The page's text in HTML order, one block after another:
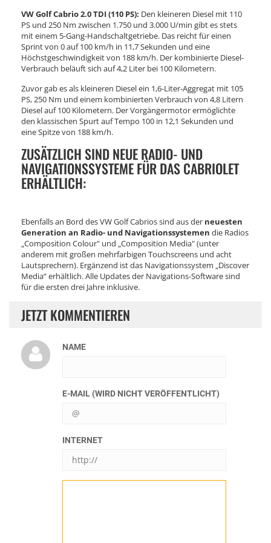
VW Golf Cabrio 2.0 TDI (110 PS): Den kleineren Diesel mit 110
PS und 250 Nm zwischen 1.750 und 3.000 U/min gibt es stets
mit einem 5-Gang-Handschaltgetriebe. Das reicht für einen
Sprint von 0 auf 100 km/h in 11,7 Sekunden und eine
Höchstgeschwindigkeit von 188 km/h. Der kombinierte Diesel-
Verbrauch beläuft sich auf 4,2 Liter bei 100 Kilometern.
Zuvor gab es als kleineren Diesel ein 1,6-Liter-Aggregat mit 105
PS, 250 Nm und einem kombinierten Verbrauch von 4,8 Litern
Diesel auf 100 Kilometern. Der Vorgängermotor ermöglichte
den klassischen Spurt auf Tempo 100 in 12,1 Sekunden und
eine Spitze von 188 km/h.
ZUSÄTZLICH SIND NEUE RADIO- UND
NAVIGATIONSSYSTEME FÜR DAS CABRIOLET
ERHÄLTLICH:
Ebenfalls an Bord des VW Golf Cabrios sind aus der neuesten
Generation an Radio- und Navigationssystemen die Radios
„Composition Colour" und „Composition Media" (unter
anderem mit großen mehrfarbigen Touchscreens und acht
Lautsprechern). Ergänzend ist das Navigationssystem „Discover
Media“ erhältlich. Alle Updates der Navigations-Software sind
für die ersten drei Jahre inklusive.
JETZT KOMMENTIEREN
NAME
E-MAIL (WIRD NICHT VERÖFFENTLICHT)
INTERNET